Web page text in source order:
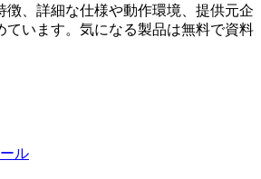
徴、詳細な仕様や動作環境、提供元企
ています。気になる製品は無料で資料
ル